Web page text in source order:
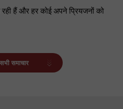
हैं और हर कोई अपने प्रियजनों को
सभी समाचार